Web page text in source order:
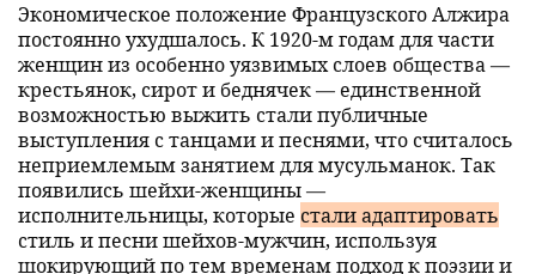
Экономическое положение Французского Алжира
постоянно ухудшалось. К 1920-м годам для части
женщин из особенно уязвимых слоев общества —
крестьянок, сирот и беднячек — единственной
возможностью выжить стали публичные
выступления с танцами и песнями, что считалось
неприемлемым занятием для мусульманок. Так
появились шейхи-женщины —
исполнительницы, которые стали адаптировать
стиль и песни шейхов-мужчин, используя
шокирующий по тем временам подход к поэзии и